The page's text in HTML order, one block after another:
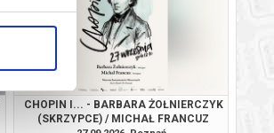
CHOPIN I... - BARBARA ŻOŁNIERCZYK
(SKRZYPCE) / MICHAŁ FRANCUZ